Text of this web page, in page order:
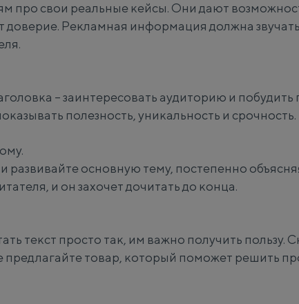
про свои реальные кейсы. Они дают
доверие. Рекламная информация должна
– заинтересовать аудиторию и побудить
полезность, уникальность и срочность.
и развивайте основную тему, постепенно
и он захочет дочитать до конца.
текст просто так, им важно получить пользу.
предлагайте товар, который поможет решить